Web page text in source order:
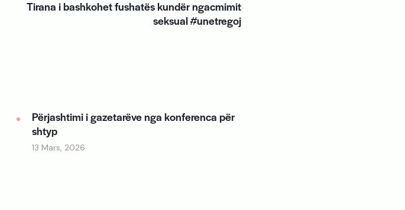
Tirana i bashkohet fushatës kundër ngacmimit
seksual #unetregoj
Përjashtimi i gazetarëve nga konferenca për
shtyp
13 Mars, 2026